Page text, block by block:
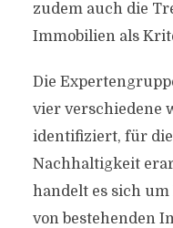
zudem auch die
Immobilien als
Die
vier verschiedene
identifiziert, für
Nachhaltigkeit
handelt es sich
von bestehenden